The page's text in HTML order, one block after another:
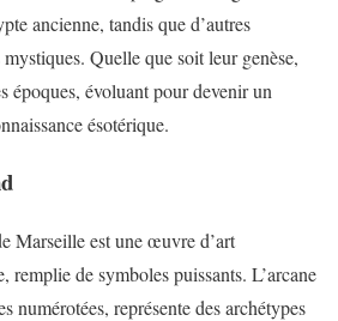
ancienne, tandis que d’autres
Quelle que soit leur genèse,
époques, évoluant pour devenir un
ésotérique.
Marseille est une œuvre d’art
remplie de symboles puissants. L’arcane
numérotées, représente des archétypes